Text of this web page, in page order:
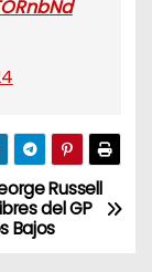
Russell
del GP
Bajos